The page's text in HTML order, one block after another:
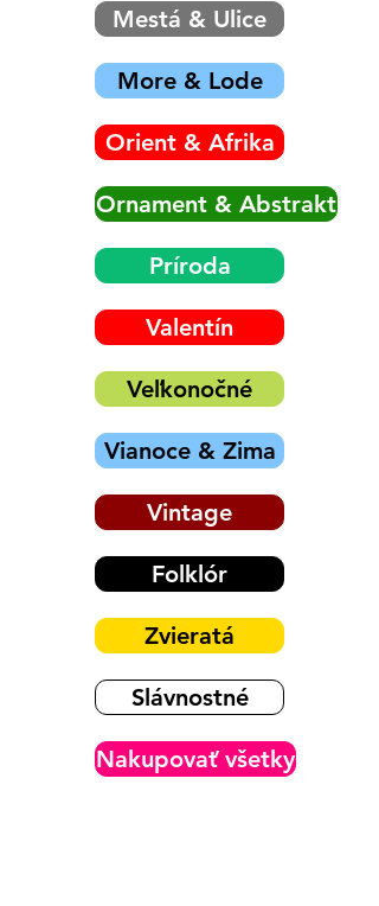
Mestá & Ulice
More & Lode
Orient & Afrika
Ornament & Abstrakt
Príroda
Valentín
Veľkonočné
Vianoce & Zima
Vintage
Folklór
Zvieratá
Slávnostné
Nakupovať všetky